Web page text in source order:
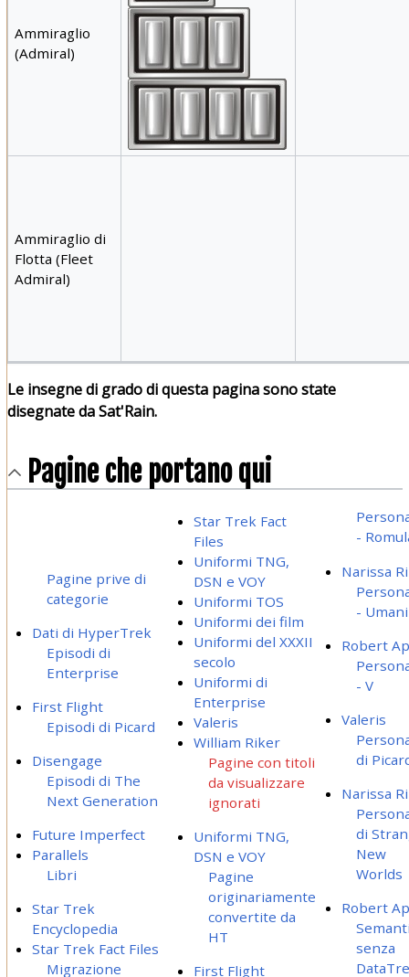
Ammiraglio
(Admiral)
Ammiraglio di
Flotta (Fleet
Admiral)
Le insegne di grado di questa pagina sono state
disegnate da Sat'Rain.
Pagine che portano qui
Pagine prive di
categorie
Dati di HyperTrek
Episodi di
Enterprise
First Flight
Episodi di Picard
Disengage
Episodi di The
Next Generation
Future Imperfect
Parallels
Libri
Star Trek
Encyclopedia
Star Trek Fact Files
Migrazione
Star Trek Fact
Files
Uniformi TNG,
DSN e VOY
Uniformi TOS
Uniformi dei film
Uniformi del XXXII
secolo
Uniformi di
Enterprise
Valeris
William Riker
Pagine con titoli
da visualizzare
ignorati
Uniformi TNG,
DSN e VOY
Pagine
originariamente
convertite da
HT
First Flight
-
Narissa
- Umani
Robert
- V
Valeris
di
Narissa
di
New
Worlds
Robert
senza